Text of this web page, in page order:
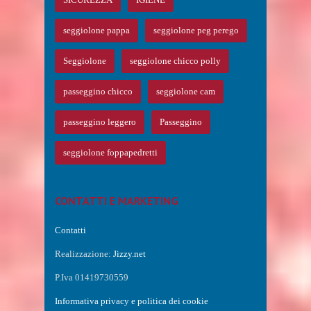
seggiolone pappa seggiolone peg perego
Seggiolone seggiolone chicco polly
passeggino chicco seggiolone cam
passeggino leggero Passeggino
seggiolone foppapedretti
CONTATTI E MARKETING
Contatti
Realizzazione: Jizzy.net
P.Iva 01419730559
Informativa privacy e politica dei cookie